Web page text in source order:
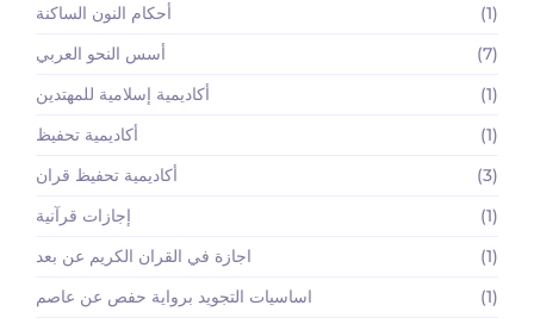
أحكام النون الساكنة
(1)
أسس النحو العربي
(7)
أكاديمية إسلامية للمهتدين
(1)
أكاديمية تحفيظ
(1)
أكاديمية تحفيظ قران
(3)
إجازات قرآنية
(1)
اجازة في القران الكريم عن بعد
(1)
اساسيات التجويد برواية حفص عن عاصم
(1)